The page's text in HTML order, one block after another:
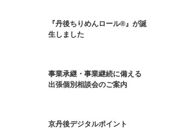
『丹後ちりめんロール®』が誕
生しました
事業承継・事業継続に備える
出張個別相談会のご案内
京丹後デジタルポイント